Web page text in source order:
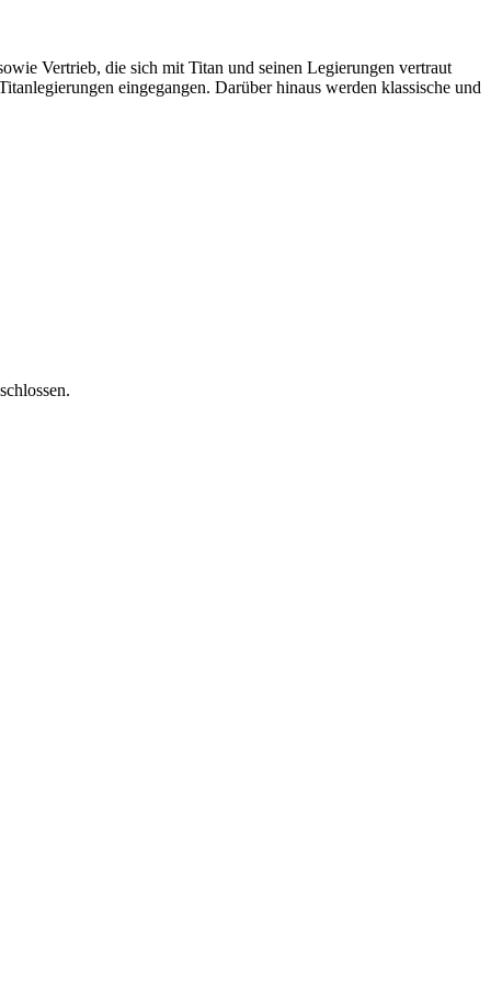
Vertrieb, die sich mit Titan und seinen Legierungen vertraut
eingegangen. Darüber hinaus werden klassische und